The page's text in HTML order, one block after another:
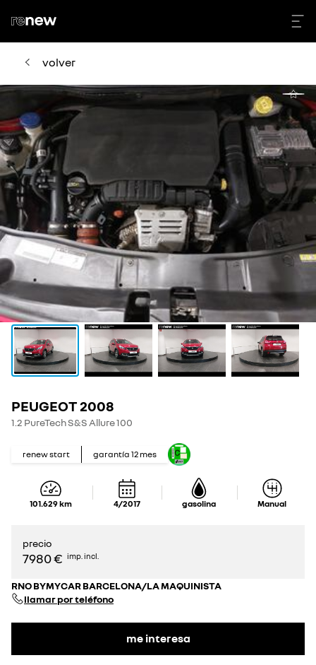
volver
PEUGEOT 2008
1.2 PureTech S&S Allure 100
renew start garantía 12 mes
101.629km 4/2017 gasolina Manual
precio
7980 € imp. incl.
RNO BYMYCAR BARCELONA/LA MAQUINISTA
llamar por teléfono
me interesa